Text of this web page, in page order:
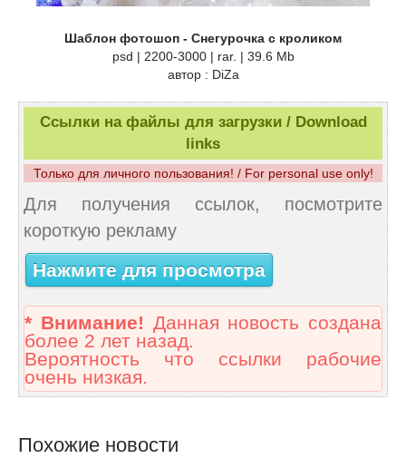
Шаблон фотошоп - Снегурочка с кроликом
psd | 2200-3000 | rar. | 39.6 Mb
автор : DiZa
Ссылки на файлы для загрузки / Download
links
Только для личного пользования! / For personal use only!
Для получения ссылок, посмотрите
короткую рекламу
Нажмите для просмотра
* Внимание! Данная новость создана
более 2 лет назад.
Вероятность что ссылки рабочие
очень низкая.
Похожие новости